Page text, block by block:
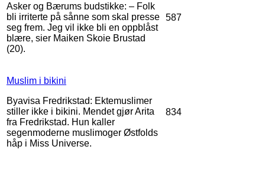
Asker og Bærums budstikke: – Folk
bli irriterte på sånne som skal presse
seg frem. Jeg vil ikke bli en oppblåst
blære, sier Maiken Skoie Brustad
(20).
587
Muslim i bikini
Byavisa Fredrikstad: Ektemuslimer
stiller ikke i bikini. Mendet gjør Arita
fra Fredrikstad. Hun kaller
segenmoderne muslimoger Østfolds
håp i Miss Universe.
834